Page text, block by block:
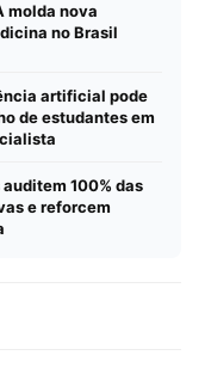
molda nova
no Brasil
artificial pode
de estudantes em
100% das
e reforcem